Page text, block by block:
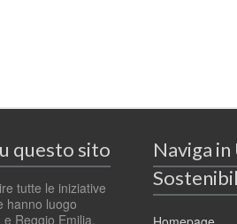
questo sito
tutte le iniziative
hanno luogo
e Reggio Emilia.
Naviga